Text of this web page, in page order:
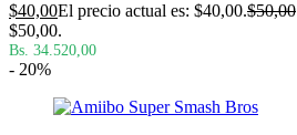
$40,00El precio actual es: $40,00.$50,00
$50,00.
Bs. 34.520,00
- 20%